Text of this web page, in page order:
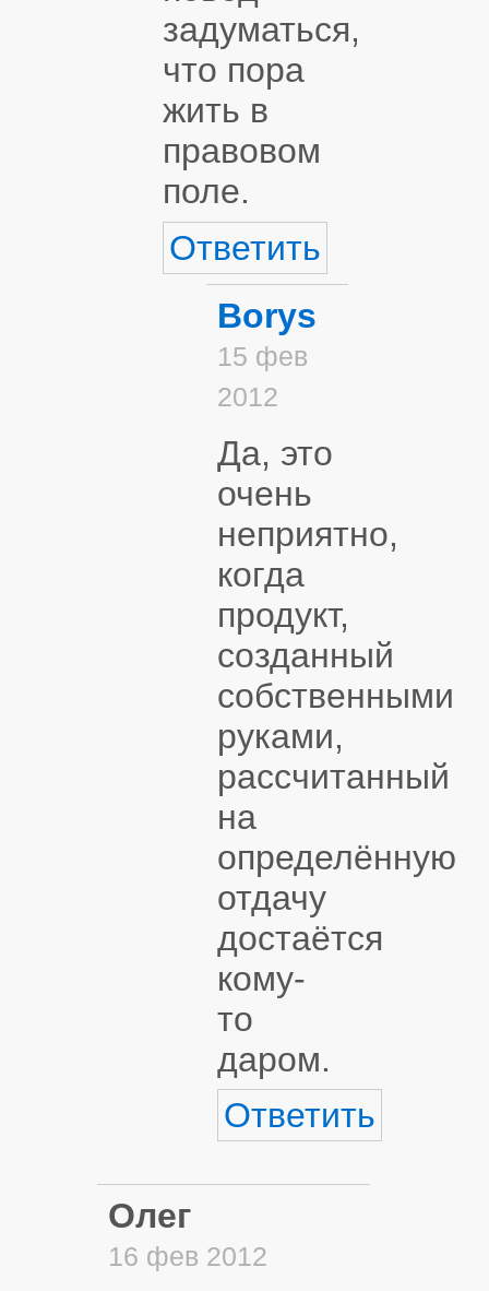
задуматься,
что пора
жить в
правовом
поле.
Ответить
Borys
15 фев
2012
Да, это
очень
неприятно,
когда
продукт,
созданный
собственными
руками,
рассчитанный
на
определённую
отдачу
достаётся
кому-
то
даром.
Ответить
Олег
16 фев 2012